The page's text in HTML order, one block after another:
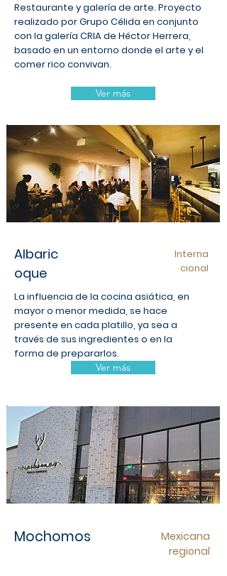
Restaurante y galería de arte. Proyecto
realizado por Grupo Célida en conjunto
con la galería CRIA de Héctor Herrera,
basado en un entorno donde el arte y el
comer rico convivan.
Ver más
Albaric
oque
Interna
cional
La influencia de la cocina asiática, en
mayor o menor medida, se hace
presente en cada platillo, ya sea a
través de sus ingredientes o en la
forma de prepararlos.
Ver más
Mochomos
Mexicana
regional